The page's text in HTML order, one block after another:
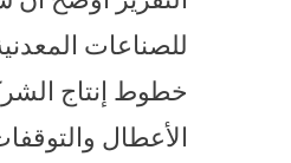
للصناعات
خطوط إنتاج
الأعطال والتوقفات نحو 82% خلال